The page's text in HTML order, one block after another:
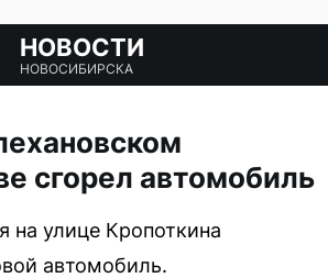
НОВОСТИ
НОВОСИБИРСКА
сгорел автомобиль
на улице Кропоткина
автомобиль.